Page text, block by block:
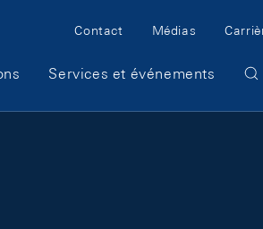
Meta Navigation
Contact Médias
Services et événements